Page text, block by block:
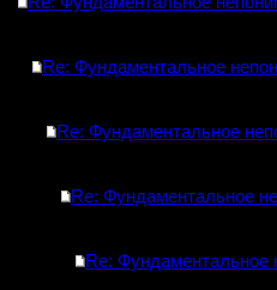
Re: Фундаментальное
Re: Фундаментальное
Re: Фундаментальное
Re: Фундаментальное